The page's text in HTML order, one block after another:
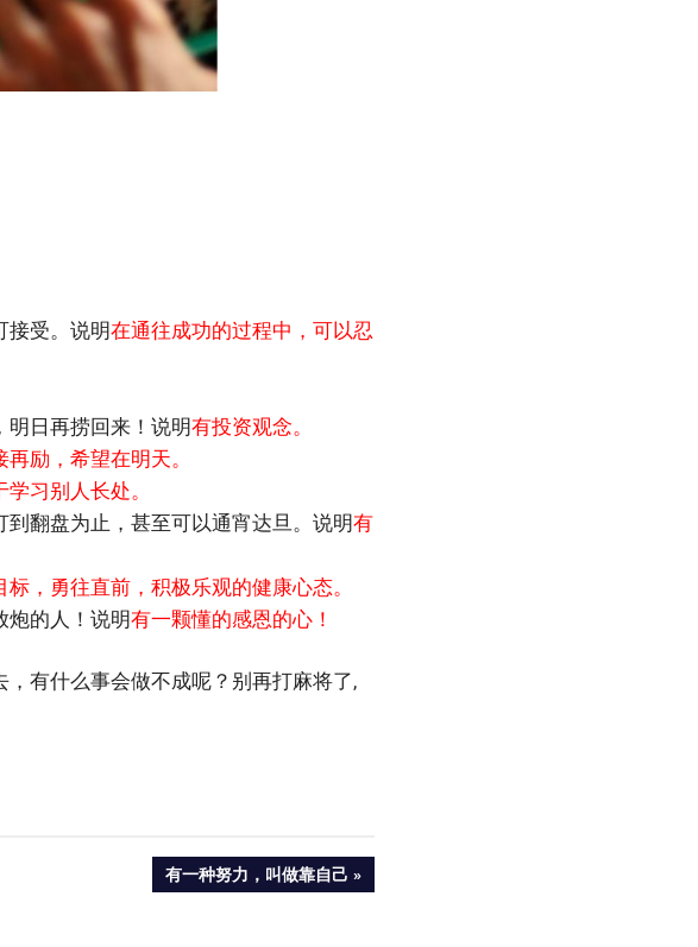
接受。说明在通往成功的过程中，可以忍
明日再捞回来！说明有投资观念。
励，希望在明天。
学习别人长处。
翻盘为止，甚至可以通宵达旦。说明有
标，勇往直前，积极乐观的健康心态。
炮的人！说明有一颗懂的感恩的心！
有什么事会做不成呢？别再打麻将了,
NEXT
有一种努力，叫做靠自己